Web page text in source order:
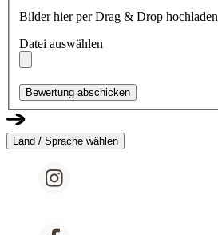
Bilder hier per Drag & Drop hochladen
Datei auswählen
Bewertung abschicken
Land / Sprache wählen